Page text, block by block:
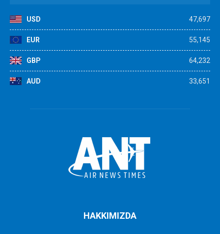
USD 47,697
EUR 55,145
GBP 64,232
AUD 33,651
HAKKIMIZDA